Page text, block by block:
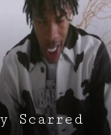
Scarred